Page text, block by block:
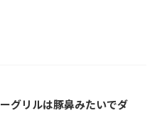
グリルは豚鼻みたいでダ